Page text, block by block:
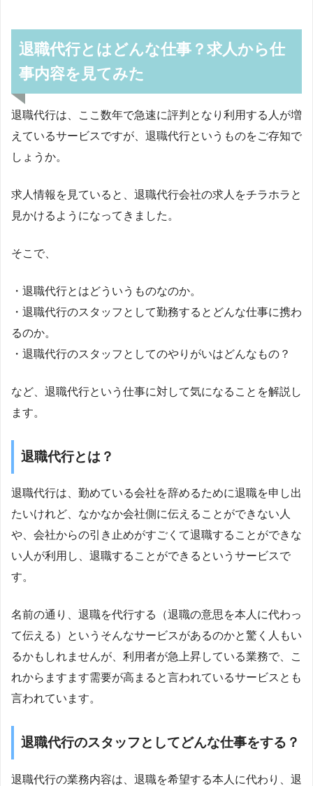
退職代行とはどんな仕事？求人から仕
事内容を見てみた
退職代行は、ここ数年で急速に評判となり利用する人が増
えているサービスですが、退職代行というものをご存知で
しょうか。
求人情報を見ていると、退職代行会社の求人をチラホラと
見かけるようになってきました。
そこで、
・退職代行とはどういうものなのか。
・退職代行のスタッフとして勤務するとどんな仕事に携わ
るのか。
・退職代行のスタッフとしてのやりがいはどんなもの？
など、退職代行という仕事に対して気になることを解説し
ます。
退職代行とは？
退職代行は、勤めている会社を辞めるために退職を申し出
たいけれど、なかなか会社側に伝えることができない人
や、会社からの引き止めがすごくて退職することができな
い人が利用し、退職することができるというサービスで
す。
名前の通り、退職を代行する（退職の意思を本人に代わっ
て伝える）というそんなサービスがあるのかと驚く人もい
るかもしれませんが、利用者が急上昇している業務で、こ
れからますます需要が高まると言われているサービスとも
言われています。
退職代行のスタッフとしてどんな仕事をする？
退職代行の業務内容は、退職を希望する本人に代わり、退